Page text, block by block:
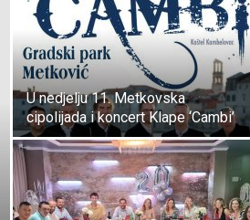
U nedjelju 11. Metkovska
cipolijada i koncert Klape ‘Cambi’